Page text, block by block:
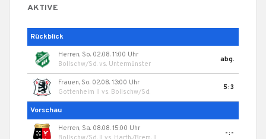
AKTIVE
Rückblick
Herren, So. 02.08. 11:00 Uhr
Bollschw/Sd. vs. Untermünster
abg.
Frauen, So. 02.08. 13:00 Uhr
Gottenheim II vs. Bollschw/Sd.
5:3
Vorschau
Herren, Sa. 08.08. 15:00 Uhr
-:-